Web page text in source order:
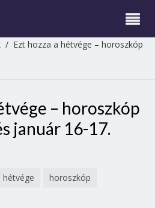
/ Ezt hozza a hétvége – horoszkóp
– horoszkóp
január 16-17.
hétvége horoszkóp